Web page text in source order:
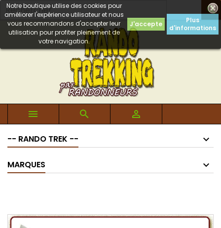

Notre boutique utilise des cookies pour
améliorer l'expérience utilisateur et nous
vous recommandons d'accepter leur
utilisation pour profiter pleinement de
votre navigation.
J'accepte
Plus
d'informations
  
-- RANDO TREK --
MARQUES